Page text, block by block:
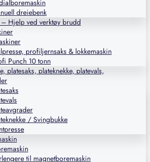
dreiebenk
Hjelp ved verktøy brudd
profiljernsaks & lokkemaskin
Punch 10 tonn
platesaks, plateknekke, platevals,
/ Svingbukke
til magnetboremaskin